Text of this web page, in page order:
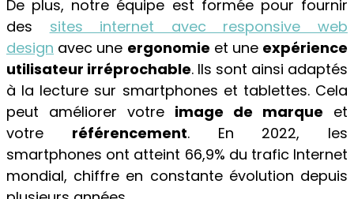
De plus, notre équipe est formée pour fournir
des sites internet avec responsive web
design avec une ergonomie et une expérience
utilisateur irréprochable. Ils sont ainsi adaptés
à la lecture sur smartphones et tablettes. Cela
peut améliorer votre image de marque et
votre référencement. En 2022, les
smartphones ont atteint 66,9% du trafic Internet
mondial, chiffre en constante évolution depuis